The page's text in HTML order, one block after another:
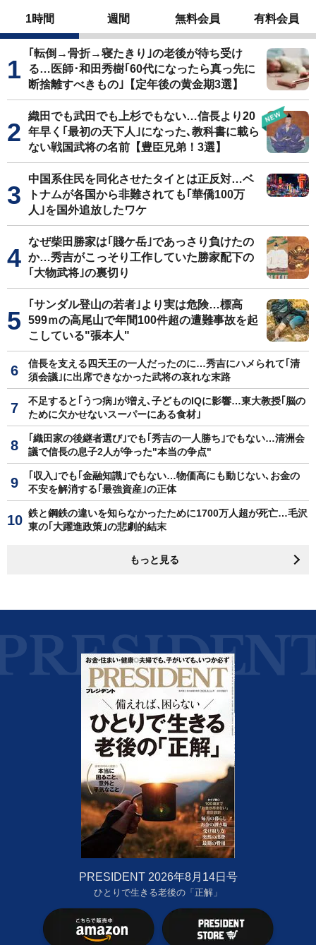
1時間 週間 無料会員 有料会員
｢転倒→骨折→寝たきり｣の老後が待ち受け
る…医師･和田秀樹｢60代になったら真っ先に
断捨離すべきもの｣【定年後の黄金期3選】
織田でも武田でも上杉でもない…信長より20
年早く｢最初の天下人｣になった､教科書に載ら
ない戦国武将の名前【豊臣兄弟！3選】
中国系住民を同化させたタイとは正反対…ベ
トナムが各国から非難されても｢華僑100万
人｣を国外追放したワケ
なぜ柴田勝家は｢賤ケ岳｣であっさり負けたの
か…秀吉がこっそり工作していた勝家配下の
｢大物武将｣の裏切り
｢サンダル登山の若者｣より実は危険…標高
599ｍの高尾山で年間100件超の遭難事故を起
こしている"張本人"
信長を支える四天王の一人だったのに…秀吉にハメられて｢清
須会議｣に出席できなかった武将の哀れな末路
不足すると｢うつ病｣が増え､子どものIQに影響…東大教授｢脳の
ために欠かせないスーパーにある食材｣
｢織田家の後継者選び｣でも｢秀吉の一人勝ち｣でもない…清洲会
議で信長の息子2人が争った"本当の争点"
｢収入｣でも｢金融知識｣でもない…物価高にも動じない､お金の
不安を解消する｢最強資産｣の正体
鉄と鋼鉄の違いを知らなかったために1700万人超が死亡…毛沢
東の｢大躍進政策｣の悲劇的結末
もっと見る
PRESIDENT 2026年8月14日号
ひとりで生きる老後の「正解」